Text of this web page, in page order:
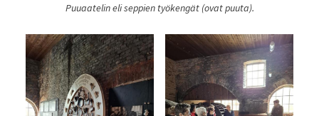
Puuaatelin eli seppien työkengät (ovat puuta).